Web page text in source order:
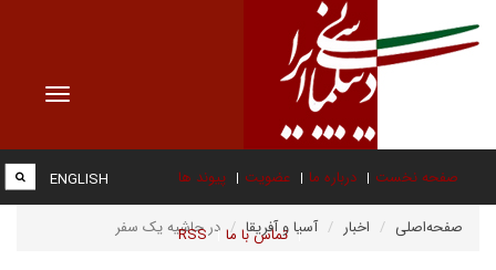
Toggle
صفحه نخست درباره ما عضویت پیوند ها
تماس با ما RSS
ENGLISH
صفحه‌اصلی اخبار آسیا و آفریقا در حاشیه یک سفر